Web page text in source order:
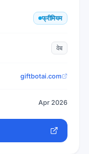
फ्रीमियम
वेब
giftbotai.com
Apr 2026